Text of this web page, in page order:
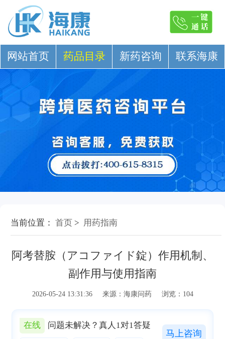
网站首页 药品目录 新药咨询 联系海康
当前位置： 首页 > 用药指南
阿考替胺（アコファイド錠）作用机制、
副作用与使用指南
2026-05-24 13:31:36 来源：海康问药 浏览：104
在线 问题未解决？真人1对1答疑
马上咨询